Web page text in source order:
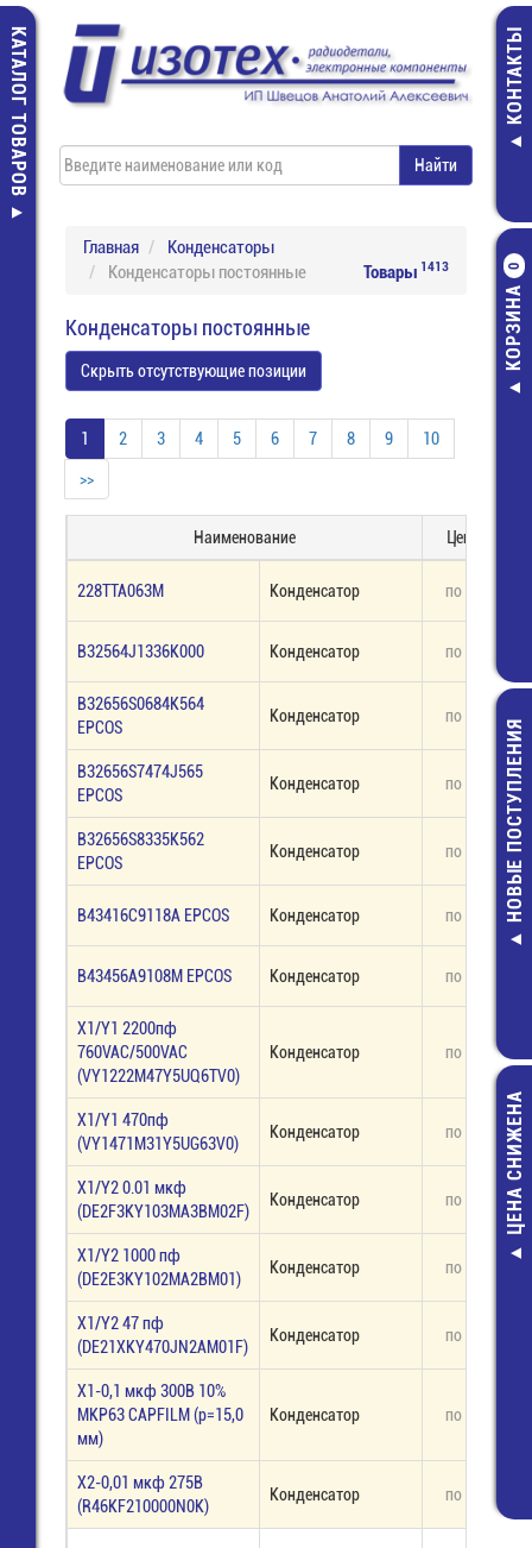
КАТАЛОГ ТОВАРОВ КОНТАКТЫ
КОРЗИНА
0
MF-0,5-2
Резистор
4,00 руб.
НОВЫЕ ПОСТУПЛЕНИЯ
ARJ-
ЦЕНА СНИЖЕНА
Главная
Конденсаторы
Конденсаторы постоянные
Товары 1413
Конденсаторы постоянные
Скрыть отсутствующие позиции
1 2 3 4 5 6 7 8 9 10
>>
Наименование Цена (руб.)
228TTA063M Конденсатор по запросу
B32564J1336K000 Конденсатор по запросу
B32656S0684K564
EPCOS
Конденсатор по запросу
B32656S7474J565
EPCOS
Конденсатор по запросу
B32656S8335K562
EPCOS
Конденсатор по запросу
B43416C9118A EPCOS Конденсатор по запросу
B43456A9108M EPCOS Конденсатор по запросу
X1/Y1 2200пф
760VAC/500VAC
(VY1222M47Y5UQ6TV0)
Конденсатор по запросу
X1/Y1 470пф
(VY1471M31Y5UG63V0)
Конденсатор по запросу
X1/Y2 0.01 мкф
(DE2F3KY103MA3BM02F)
Конденсатор по запросу
X1/Y2 1000 пф
(DE2E3KY102MA2BM01)
Конденсатор по запросу
X1/Y2 47 пф
(DE21XKY470JN2AM01F)
Конденсатор по запросу
X1-0,1 мкф 300В 10%
MKP63 CAPFILM (р=15,0
мм)
Конденсатор по запросу
X2-0,01 мкф 275В
(R46KF210000N0K)
Конденсатор по запросу